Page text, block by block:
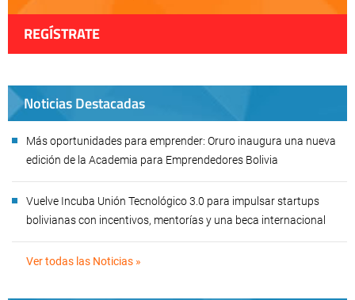
REGÍSTRATE
Noticias Destacadas
Más oportunidades para emprender: Oruro inaugura una nueva
edición de la Academia para Emprendedores Bolivia
Vuelve Incuba Unión Tecnológico 3.0 para impulsar startups
bolivianas con incentivos, mentorías y una beca internacional
Ver todas las Noticias »